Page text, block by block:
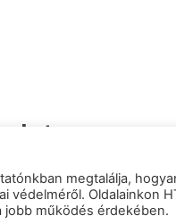
Optical Equipment
lépéseket tett a cég a
megtalálja,
védelméről. Oldalainkon
jobb működés érdekében.